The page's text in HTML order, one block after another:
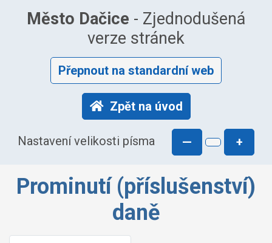
Město Dačice - Zjednodušená
verze stránek
Přepnout na standardní web
Zpět na úvod
Nastavení velikosti písma — +
Prominutí (příslušenství)
daně